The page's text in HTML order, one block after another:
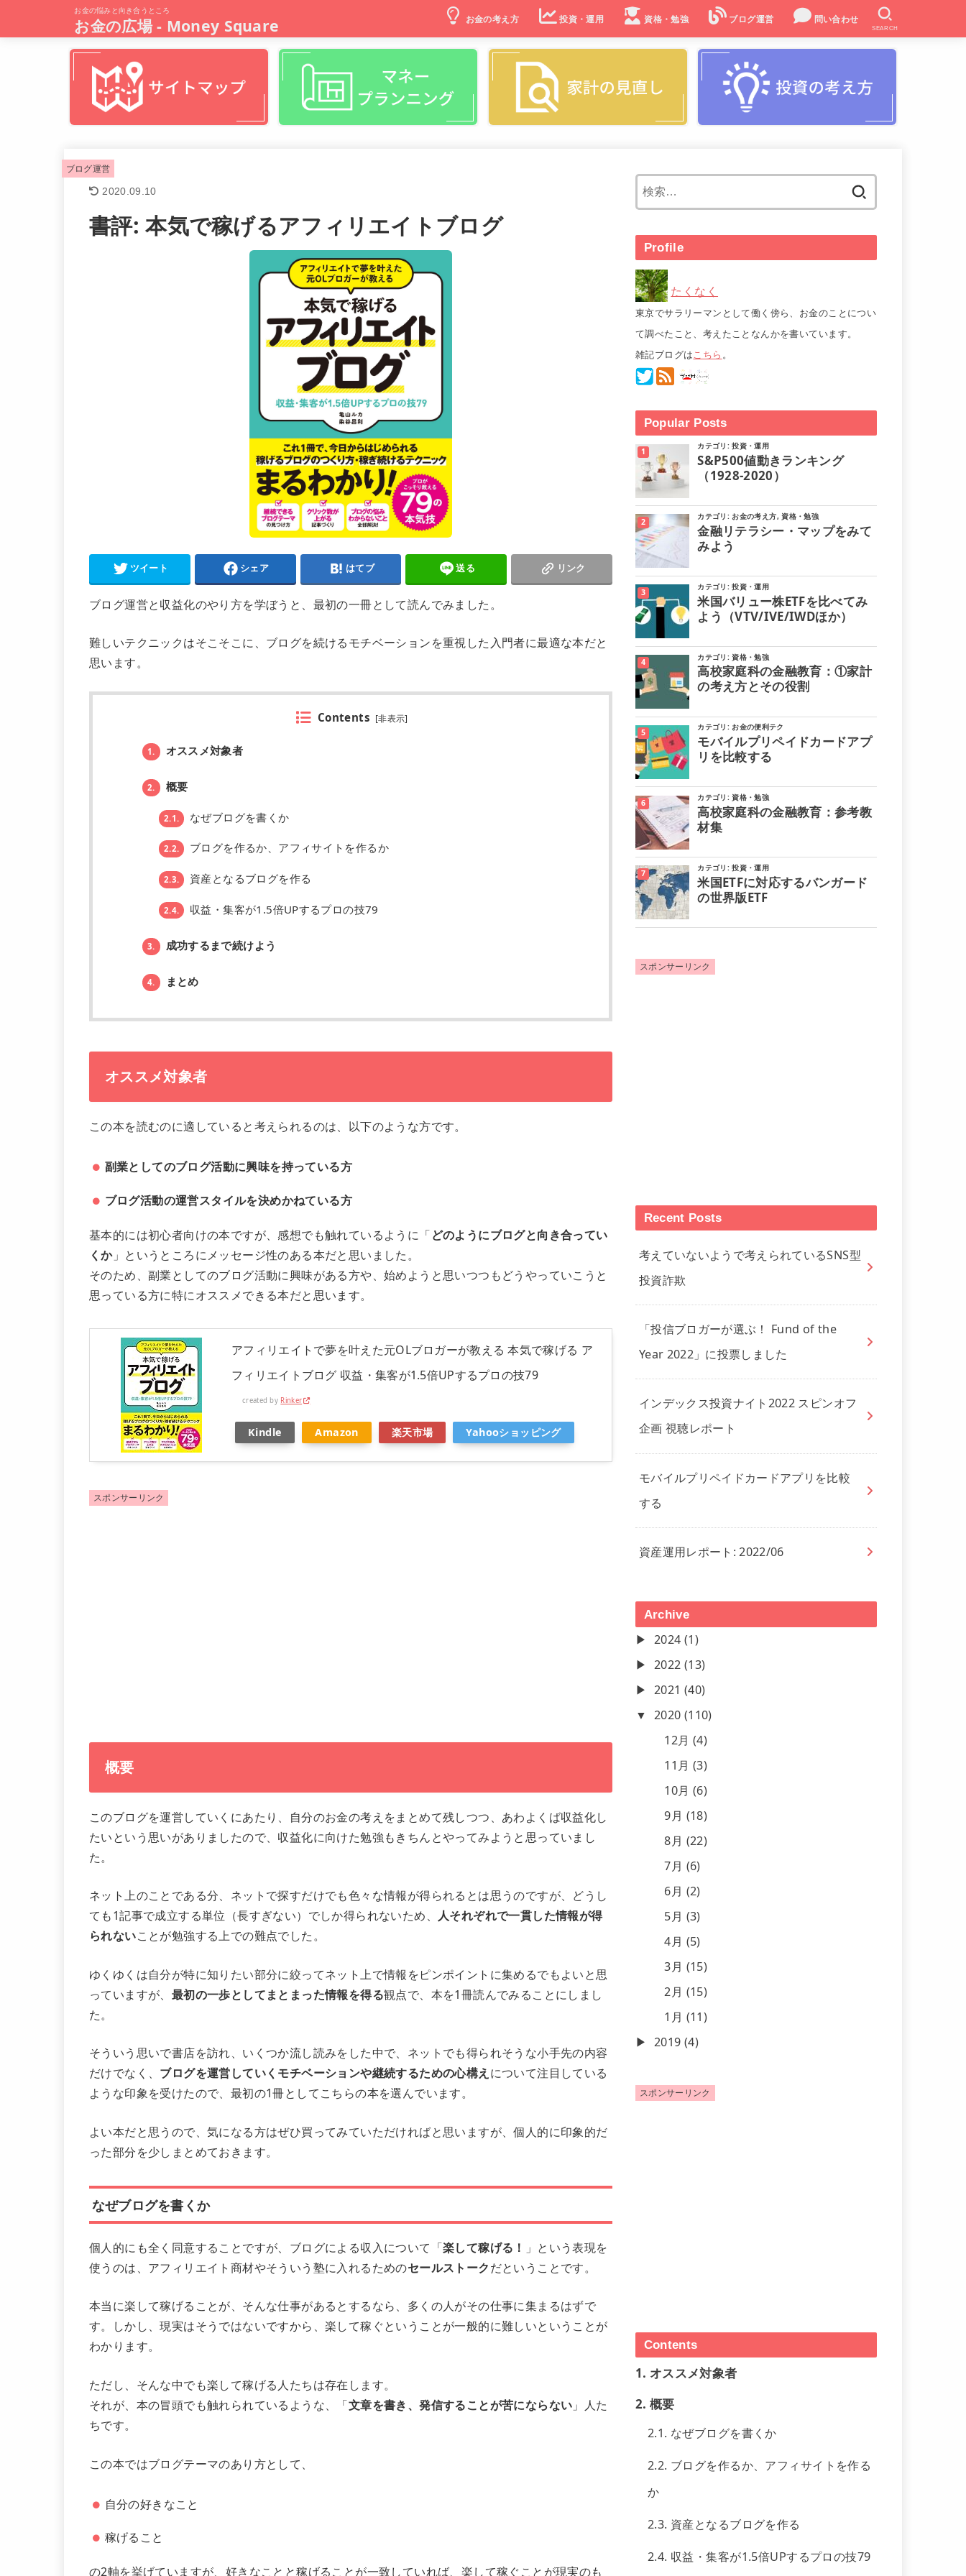
お金の悩みと向き合うところ
お金の広場 - Money Square お金の考え方 投資・運用 資格・勉強 ブログ運営 問い合わせ
SEARCH
ブログ運営
2020.09.10
書評: 本気で稼げるアフィリエイトブログ
ツイート シェア はてブ 送る リンク
ブログ運営と収益化のやり方を学ぼうと、最初の一冊として読んでみました。
難しいテクニックはそこそこに、ブログを続けるモチベーションを重視した入門者に最適な本だと
思います。
Contents [非表示]
1. オススメ対象者
2. 概要
2.1. なぜブログを書くか
2.2. ブログを作るか、アフィサイトを作るか
2.3. 資産となるブログを作る
2.4. 収益・集客が1.5倍UPするプロの技79
3. 成功するまで続けよう
4. まとめ
オススメ対象者
この本を読むのに適していると考えられるのは、以下のような方です。
副業としてのブログ活動に興味を持っている方
ブログ活動の運営スタイルを決めかねている方
基本的には初心者向けの本ですが、感想でも触れているように「どのようにブログと向き合ってい
くか」というところにメッセージ性のある本だと思いました。
そのため、副業としてのブログ活動に興味がある方や、始めようと思いつつもどうやっていこうと
思っている方に特にオススメできる本だと思います。
アフィリエイトで夢を叶えた元OLブロガーが教える 本気で稼げる ア
フィリエイトブログ 収益・集客が1.5倍UPするプロの技79
created by Rinker
Kindle Amazon 楽天市場 Yahooショッピング
スポンサーリンク
概要
このブログを運営していくにあたり、自分のお金の考えをまとめて残しつつ、あわよくば収益化し
たいという思いがありましたので、収益化に向けた勉強もきちんとやってみようと思っていまし
た。
ネット上のことである分、ネットで探すだけでも色々な情報が得られるとは思うのですが、どうし
ても1記事で成立する単位（長すぎない）でしか得られないため、 人それぞれで一貫した情報が得
られないことが勉強する上での難点でした。
ゆくゆくは自分が特に知りたい部分に絞ってネット上で情報をピンポイントに集めるでもよいと思
っていますが、 最初の一歩としてまとまった情報を得る観点で、本を1冊読んでみることにしまし
た。
そういう思いで書店を訪れ、いくつか流し読みをした中で、ネットでも得られそうな小手先の内容
だけでなく、 ブログを運営していくモチベーションや継続するための心構え について注目している
ような印象を受けたので、最初の1冊としてこちらの本を選んでいます。
よい本だと思うので、気になる方はぜひ買ってみていただければと思いますが、個人的に印象的だ
った部分を少しまとめておきます。
なぜブログを書くか
個人的にも全く同意することですが、ブログによる収入について「楽して稼げる！ 」という表現を
使うのは、アフィリエイト商材やそういう塾に入れるためのセールストークだということです。
本当に楽して稼げることが、そんな仕事があるとするなら、多くの人がその仕事に集まるはずで
す。しかし、現実はそうではないですから、楽して稼ぐということが一般的に難しいということが
わかります。
ただし、そんな中でも楽して稼げる人たちは存在します。
それが、本の冒頭でも触れられているような、「文章を書き、発信することが苦にならない 」人た
ちです。
この本ではブログテーマのあり方として、
自分の好きなこと
稼げること
の2軸を挙げていますが、好きなことと稼げることが一致していれば、楽して稼ぐことが現実のも
索:
Profile
たくなく
東京でサラリーマンとして働く傍ら、お金のことについ
て調べたこと、考えたことなんかを書いています。
雑記ブログはこちら 。
Popular Posts
カテゴリ:投資・運用
S&P500値動きランキング
（1928-2020）
カテゴリ:お金の考え方,資格・勉強
金融リテラシー・マップをみて
みよう
カテゴリ:投資・運用
米国バリュー株ETFを比べてみ
よう（VTV/IVE/IWDほか）
カテゴリ:資格・勉強
高校家庭科の金融教育：①家計
の考え方とその役割
カテゴリ:お金の便利テク
モバイルプリペイドカードアプ
リを比較する
カテゴリ:資格・勉強
高校家庭科の金融教育：参考教
材集
カテゴリ:投資・運用
米国ETFに対応するバンガード
の世界版ETF
スポンサーリンク
Recent Posts
考えていないようで考えられているSNS型
投資詐欺
「投信ブロガーが選ぶ！ Fund of the
Year 2022」に投票しました
インデックス投資ナイト2022 スピンオフ
企画 視聴レポート
モバイルプリペイドカードアプリを比較
する
資産運用レポート: 2022/06
Archive
2024 (1)
2022 (13)
2021 (40)
2020 (110)
12月 (4)
11月 (3)
10月 (6)
9月 (18)
8月 (22)
7月 (6)
6月 (2)
5月 (3)
4月 (5)
3月 (15)
2月 (15)
1月 (11)
2019 (4)
スポンサーリンク
Contents
1. オススメ対象者
2. 概要
2.1. なぜブログを書くか
2.2. ブログを作るか、アフィサイトを作る
か
2.3. 資産となるブログを作る
2.4. 収益・集客が1.5倍UPするプロの技79